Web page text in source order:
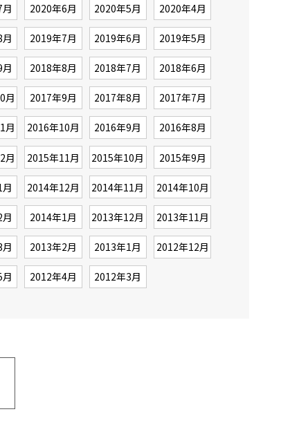
2020年6月 2020年5月 2020年4月
2019年7月 2019年6月 2019年5月
2018年8月 2018年7月 2018年6月
月 2017年9月 2017年8月 2017年7月
月 2016年10月 2016年9月 2016年8月
月 2015年11月 2015年10月 2015年9月
2014年12月 2014年11月 2014年10月
2014年1月 2013年12月 2013年11月
2013年2月 2013年1月 2012年12月
2012年4月 2012年3月